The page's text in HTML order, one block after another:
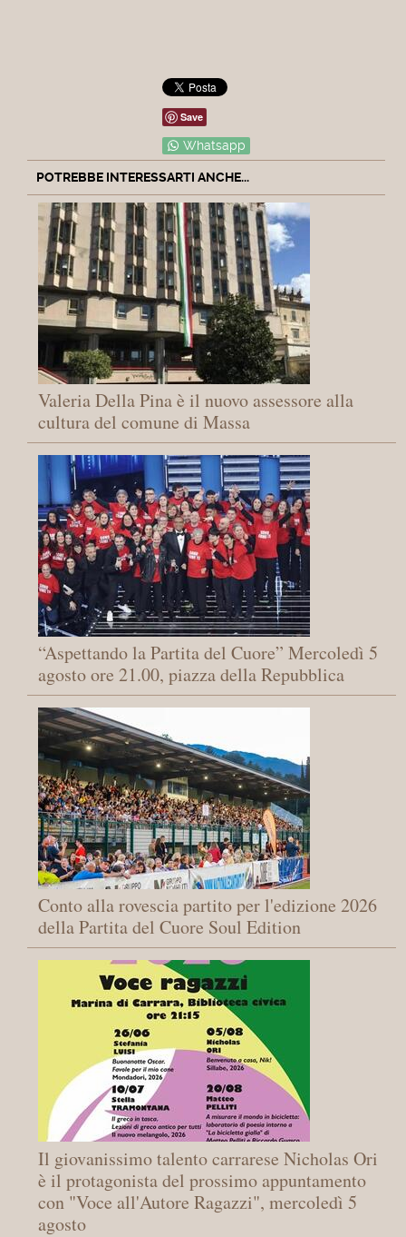
Save
Whatsapp
POTREBBE INTERESSARTI ANCHE...
Valeria Della Pina è il nuovo assessore alla
cultura del comune di Massa
“Aspettando la Partita del Cuore” Mercoledì 5
agosto ore 21.00, piazza della Repubblica
Conto alla rovescia partito per l'edizione 2026
della Partita del Cuore Soul Edition
Il giovanissimo talento carrarese Nicholas Ori
è il protagonista del prossimo appuntamento
con "Voce all'Autore Ragazzi", mercoledì 5
agosto